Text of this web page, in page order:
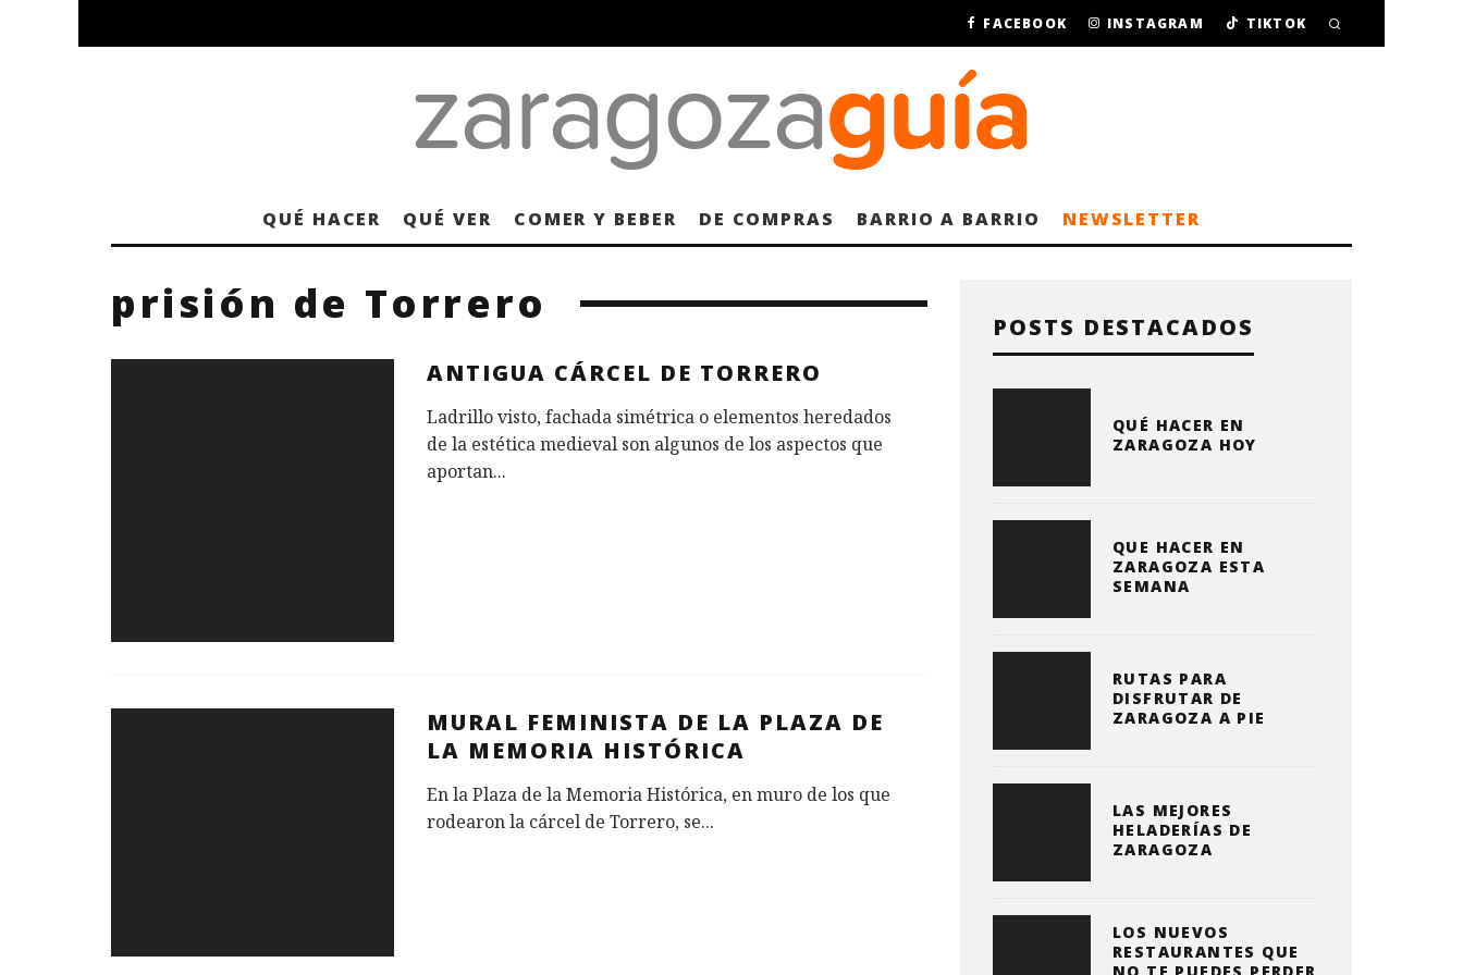
FACEBOOK INSTAGRAM TIKTOK
QUÉ HACER QUÉ VER COMER Y BEBER DE COMPRAS BARRIO A BARRIO NEWSLETTER
prisión de Torrero
ANTIGUA CÁRCEL DE TORRERO
Ladrillo visto, fachada simétrica o elementos heredados
de la estética medieval son algunos de los aspectos que
aportan...
MURAL FEMINISTA DE LA PLAZA DE
LA MEMORIA HISTÓRICA
En la Plaza de la Memoria Histórica, en muro de los que
rodearon la cárcel de Torrero, se...
POSTS DESTACADOS
QUÉ HACER EN
ZARAGOZA HOY
QUE HACER EN
ZARAGOZA ESTA
SEMANA
RUTAS PARA
DISFRUTAR DE
ZARAGOZA A PIE
LAS MEJORES
HELADERÍAS DE
ZARAGOZA
LOS NUEVOS
RESTAURANTES QUE
NO TE PUEDES PERDER